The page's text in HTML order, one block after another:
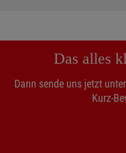
Das alles
Dann sende uns jetzt unter
Kurz-